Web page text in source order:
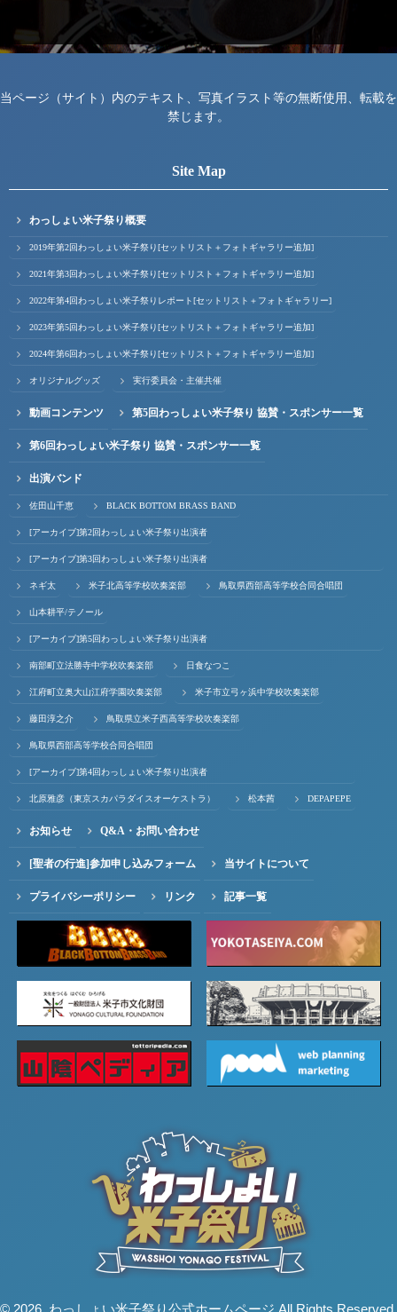
当ページ（サイト）内のテキスト、写真イラスト等の無断使用、転載を
禁じます。
Site Map
わっしょい米子祭り概要
2019年第2回わっしょい米子祭り[セットリスト＋フォトギャラリー追加]
2021年第3回わっしょい米子祭り[セットリスト＋フォトギャラリー追加]
2022年第4回わっしょい米子祭りレポート[セットリスト＋フォトギャラリー]
2023年第5回わっしょい米子祭り[セットリスト＋フォトギャラリー追加]
2024年第6回わっしょい米子祭り[セットリスト＋フォトギャラリー追加]
オリジナルグッズ 実行委員会・主催共催
動画コンテンツ 第5回わっしょい米子祭り 協賛・スポンサー一覧
第6回わっしょい米子祭り 協賛・スポンサー一覧
出演バンド
佐田山千恵 BLACK BOTTOM BRASS BAND
[アーカイブ]第2回わっしょい米子祭り出演者
[アーカイブ]第3回わっしょい米子祭り出演者
ネギ太 米子北高等学校吹奏楽部 鳥取県西部高等学校合同合唱団
山本耕平/テノール
[アーカイブ]第5回わっしょい米子祭り出演者
南部町立法勝寺中学校吹奏楽部 日食なつこ
江府町立奥大山江府学園吹奏楽部 米子市立弓ヶ浜中学校吹奏楽部
藤田淳之介 鳥取県立米子西高等学校吹奏楽部
鳥取県西部高等学校合同合唱団
[アーカイブ]第4回わっしょい米子祭り出演者
北原雅彦（東京スカパラダイスオーケストラ） 松本茜 DEPAPEPE
お知らせ Q&A・お問い合わせ
[聖者の行進]参加申し込みフォーム 当サイトについて
プライバシーポリシー リンク 記事一覧